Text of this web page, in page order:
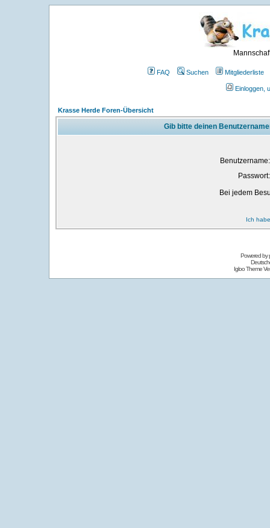
FAQ Suchen Mitgliederliste
Einloggen,
Krasse Herde Foren-Übersicht
Gib bitte deinen
Benutzername:
Passwort:
Bei jedem
Ich
Powered by
Igloo Theme